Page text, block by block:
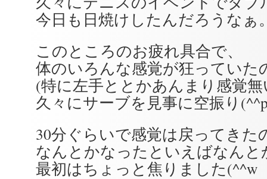
今日も日焼けしたんだろうなぁ
このところのお疲れ具合で、
体のいろんな感覚が狂っていた
(特に左手ととかあんまり感覚
久々にサーブを見事に空振り
30分ぐらいで感覚は戻ってきた
なんとかなったといえばなん
最初はちょっと焦りました(^^w